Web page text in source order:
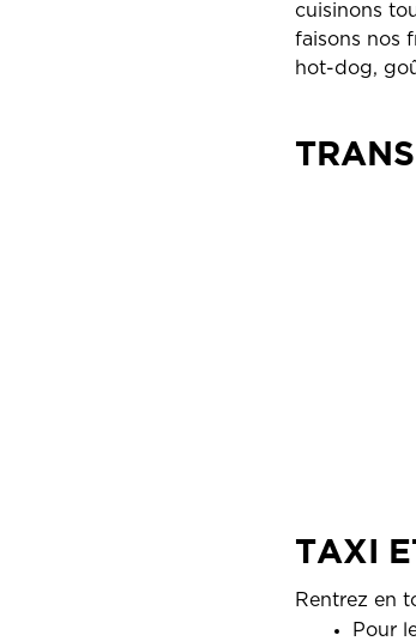
cuisinons
faisons nos
hot-dog,
TAXI
Rentrez en
Pour